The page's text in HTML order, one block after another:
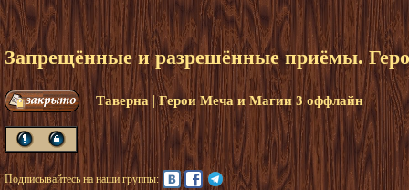
Запрещённые и разрешённые приёмы.
Таверна |Герои Меча и Магии 3 оффлайн
Подписывайтесь на наши группы: